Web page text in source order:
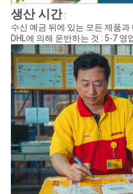
생산 시간 :
수신 예금 뒤에 있는 모든 제품
DHL에 의해 운반하는 것 : 5-7 영